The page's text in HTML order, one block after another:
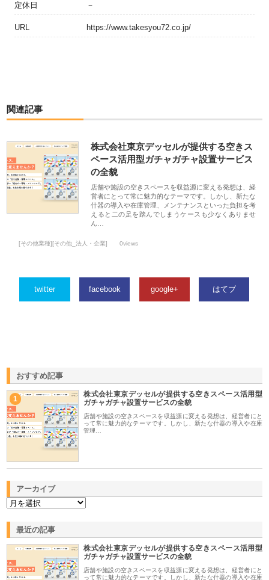
定休日 －
URL https://www.takesyou72.co.jp/
関連記事
株式会社東京デッセルが提供する空きス
ペース活用型ガチャガチャ設置サービス
の全貌
店舗や施設の空きスペースを収益源に変える発想は、経
営者にとって常に魅力的なテーマです。しかし、新たな
什器の導入や在庫管理、メンテナンスといった負担を考
えると二の足を踏んでしまうケースも少なくありませ
ん…
[その他業種][その他_法人・企業] 0views
twitter facebook google+ はてブ
おすすめ記事
1
株式会社東京デッセルが提供する空きスペース活用型
ガチャガチャ設置サービスの全貌
店舗や施設の空きスペースを収益源に変える発想は、経営者にと
って常に魅力的なテーマです。しかし、新たな什器の導入や在庫
管理…
アーカイブ
最近の記事
株式会社東京デッセルが提供する空きスペース活用型
ガチャガチャ設置サービスの全貌
店舗や施設の空きスペースを収益源に変える発想は、経営者にと
って常に魅力的なテーマです。しかし、新たな什器の導入や在庫